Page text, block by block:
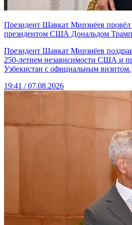
Президент Шавкат Мирзиёев провёл
президентом США Дональдом
Президент Шавкат Мирзиёев
250-летием независимости США и
Узбекистан с официальным визитом.
19:41 / 07.08.2026